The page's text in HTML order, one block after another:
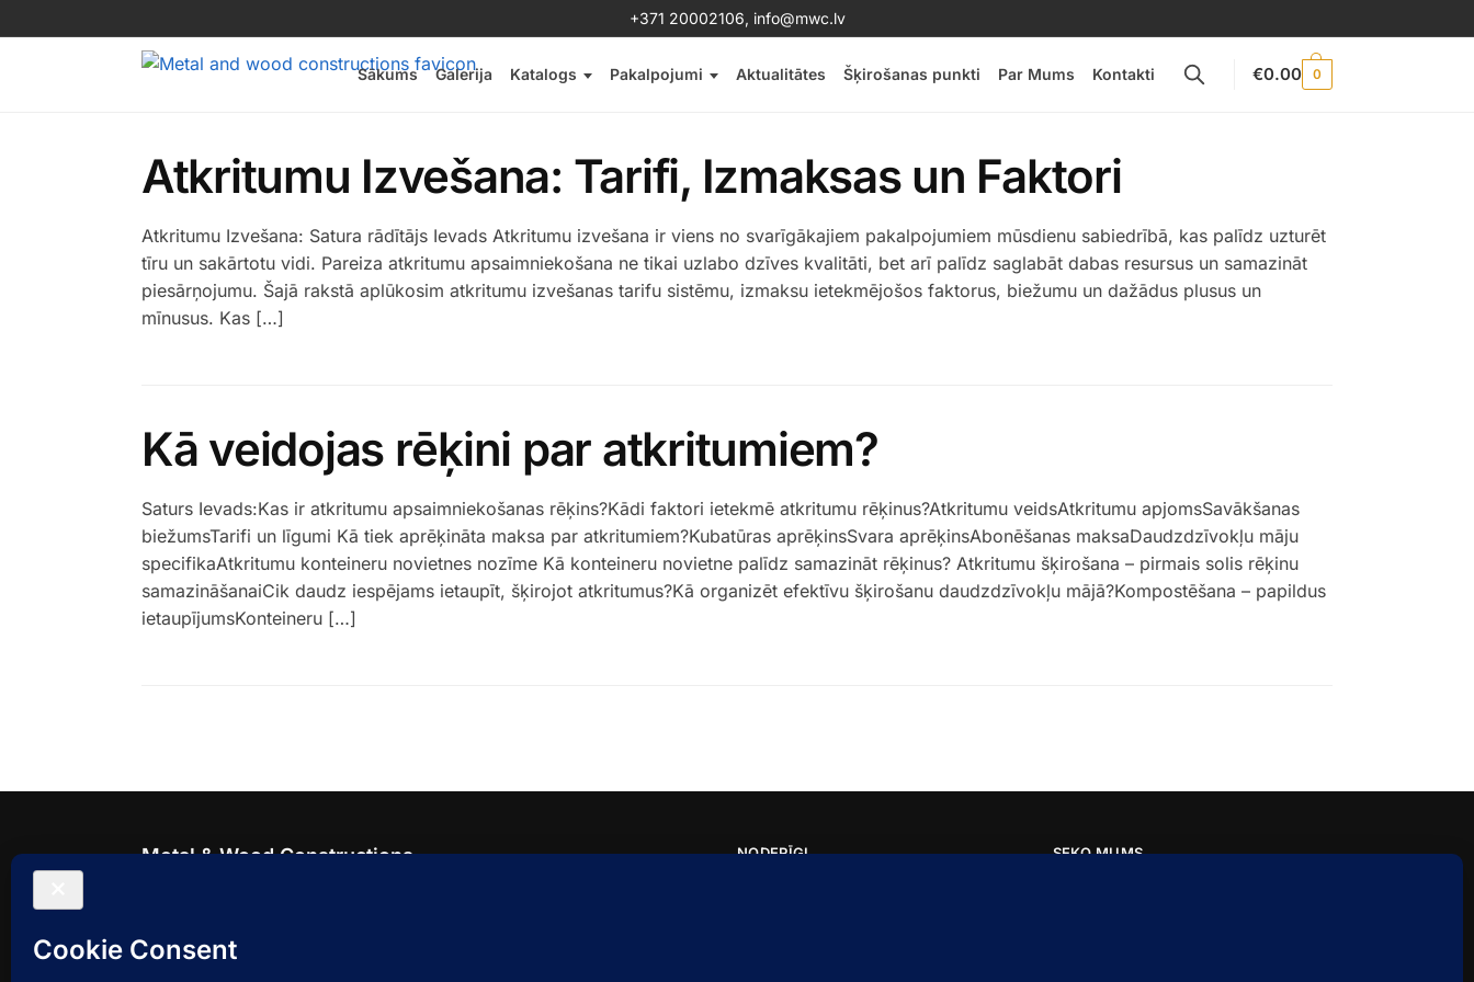
+371 20002106, info@mwc.lv
Sākums Galerija Katalogs Pakalpojumi Aktualitātes Šķirošanas punkti Par Mums Kontakti €0.00 0
Atkritumu Izvešana: Tarifi, Izmaksas un Faktori
Atkritumu Izvešana: Satura rādītājs Ievads Atkritumu izvešana ir viens no svarīgākajiem pakalpojumiem mūsdienu sabiedrībā, kas palīdz uzturēt
tīru un sakārtotu vidi. Pareiza atkritumu apsaimniekošana ne tikai uzlabo dzīves kvalitāti, bet arī palīdz saglabāt dabas resursus un samazināt
piesārņojumu. Šajā rakstā aplūkosim atkritumu izvešanas tarifu sistēmu, izmaksu ietekmējošos faktorus, biežumu un dažādus plusus un
mīnusus. Kas […]
Kā veidojas rēķini par atkritumiem?
Saturs Ievads:Kas ir atkritumu apsaimniekošanas rēķins?Kādi faktori ietekmē atkritumu rēķinus?Atkritumu veidsAtkritumu apjomsSavākšanas
biežumsTarifi un līgumi Kā tiek aprēķināta maksa par atkritumiem?Kubatūras aprēķinsSvara aprēķinsAbonēšanas maksaDaudzdzīvokļu māju
specifikaAtkritumu konteineru novietnes nozīme Kā konteineru novietne palīdz samazināt rēķinus? Atkritumu šķirošana – pirmais solis rēķinu
samazināšanaiCik daudz iespējams ietaupīt, šķirojot atkritumus?Kā organizēt efektīvu šķirošanu daudzdzīvokļu mājā?Kompostēšana – papildus
ietaupījumsKonteineru […]
Metal & Wood Constructions NODERĪGI SEKO MUMS